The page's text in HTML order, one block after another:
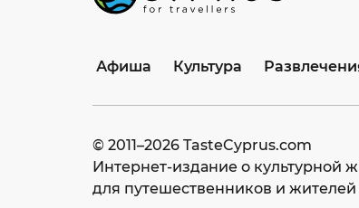
Афиша Культура
© 2011–2026 TasteCyprus.com
Интернет-издание о культурной
для путешественников и жителей